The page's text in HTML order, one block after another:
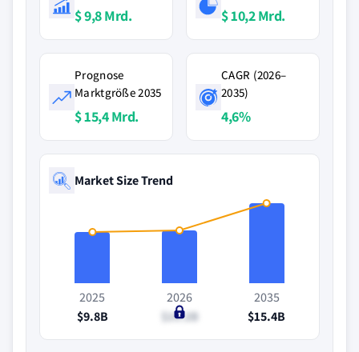
$ 9,8 Mrd. $ 10,2 Mrd.
Prognose
Marktgröße 2035
$ 15,4 Mrd.
CAGR (2026–
2035)
4,6%
Market Size Trend
2025
$9.8B
2026
$10.2B
2035
$15.4B